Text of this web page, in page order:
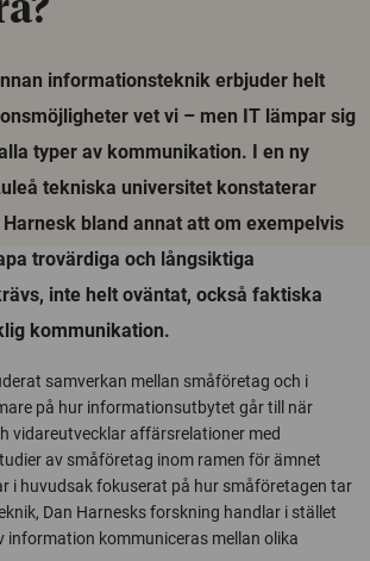
informationsteknik erbjuder helt
vet vi – men IT lämpar sig
typer av kommunikation. I en ny
tekniska universitet konstaterar
Harnesk bland annat att om exempelvis
trovärdiga och långsiktiga
inte helt oväntat, också faktiska
kommunikation.
samverkan mellan småföretag och i
på hur informationsutbytet går till när
vidareutvecklar affärsrelationer med
av småföretag inom ramen för ämnet
i huvudsak fokuserat på hur småföretagen tar
Dan Harnesks forskning handlar i stället
information kommuniceras mellan olika